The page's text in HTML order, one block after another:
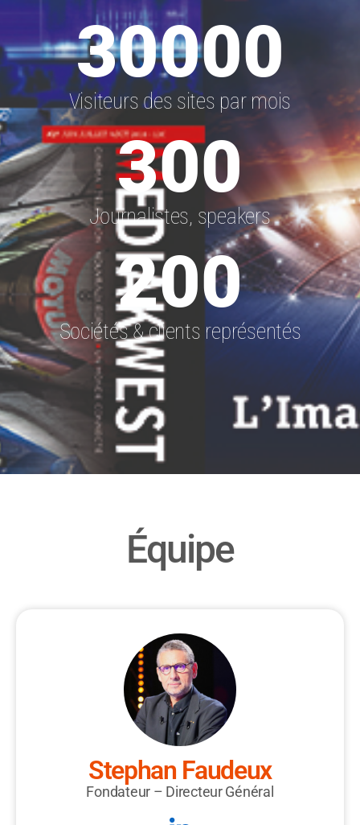
Visiteurs des sites par mois
30000
Journalistes, speakers
300
Sociétés & clients représentés
200
Équipe
Stephan Faudeux
Fondateur – Directeur Général